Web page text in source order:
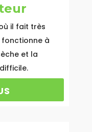
il fait très
à
et la